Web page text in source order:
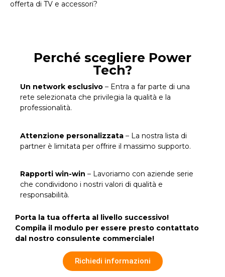
offerta di TV e accessori?
Perché scegliere Power
Tech?
Un network esclusivo – Entra a far parte di una
rete selezionata che privilegia la qualità e la
professionalità.
Attenzione personalizzata – La nostra lista di
partner è limitata per offrire il massimo supporto.
Rapporti win-win – Lavoriamo con aziende serie
che condividono i nostri valori di qualità e
responsabilità.
Porta la tua offerta al livello successivo!
Compila il modulo per essere presto contattato
dal nostro consulente commerciale!
Richiedi informazioni